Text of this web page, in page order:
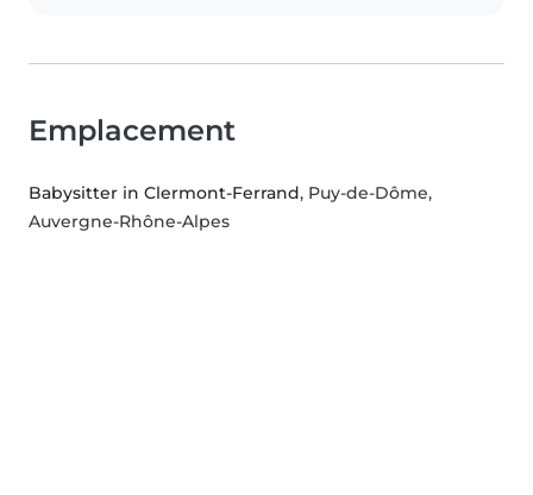
Emplacement
Babysitter in Clermont-Ferrand, Puy-de-Dôme,
Auvergne-Rhône-Alpes